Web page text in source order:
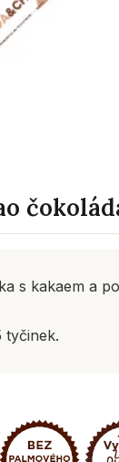
s kakaem a
tyčinek.